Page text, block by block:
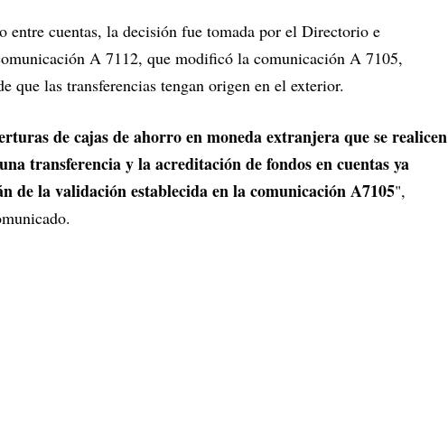
entre cuentas, la decisión fue tomada por el Directorio e
A 7112, que modificó la comunicación A 7105,
que las transferencias tengan origen en el exterior.
de cajas de ahorro en moneda extranjera que se realicen
transferencia y la acreditación de fondos en cuentas ya
de la validación establecida en la comunicación A7105",